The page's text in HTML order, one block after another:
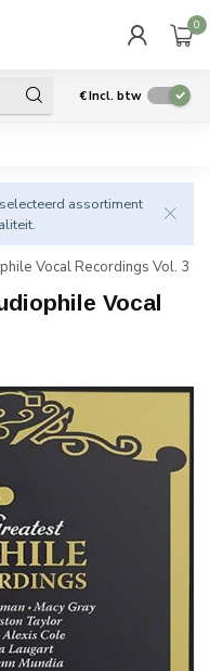
0
€Incl. btw
assortiment
Vocal Recordings Vol. 3
Vocal